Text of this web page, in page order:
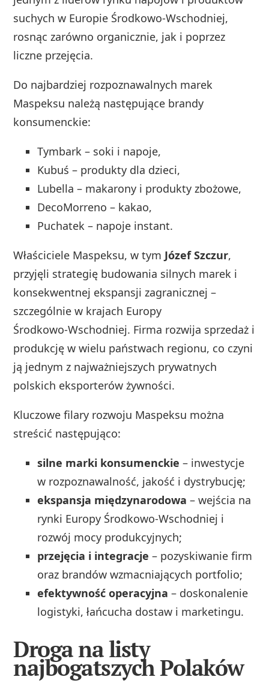
suchych w Europie Środkowo‑Wschodniej,
rosnąc zarówno organicznie, jak i poprzez
liczne przejęcia.
Do najbardziej rozpoznawalnych marek
Maspeksu należą następujące brandy
konsumenckie:
Tymbark – soki i napoje,
Kubuś – produkty dla dzieci,
Lubella – makarony i produkty zbożowe,
DecoMorreno – kakao,
Puchatek – napoje instant.
Właściciele Maspeksu, w tym Józef Szczur,
przyjęli strategię budowania silnych marek i
konsekwentnej ekspansji zagranicznej –
szczególnie w krajach Europy
Środkowo‑Wschodniej. Firma rozwija sprzedaż i
produkcję w wielu państwach regionu, co czyni
ją jednym z najważniejszych prywatnych
polskich eksporterów żywności.
Kluczowe filary rozwoju Maspeksu można
streścić następująco:
silne marki konsumenckie – inwestycje
w rozpoznawalność, jakość i dystrybucję;
ekspansja międzynarodowa – wejścia na
rynki Europy Środkowo‑Wschodniej i
rozwój mocy produkcyjnych;
przejęcia i integracje – pozyskiwanie firm
oraz brandów wzmacniających portfolio;
efektywność operacyjna – doskonalenie
logistyki, łańcucha dostaw i marketingu.
Droga na listy
najbogatszych Polaków